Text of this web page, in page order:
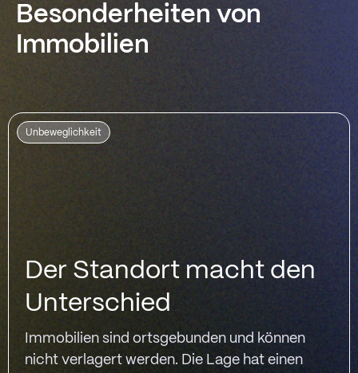
Besonderheiten von
Immobilien
Unbeweglichkeit
Der Standort macht den
Unterschied
Immobilien sind ortsgebunden und können
nicht verlagert werden. Die Lage hat einen